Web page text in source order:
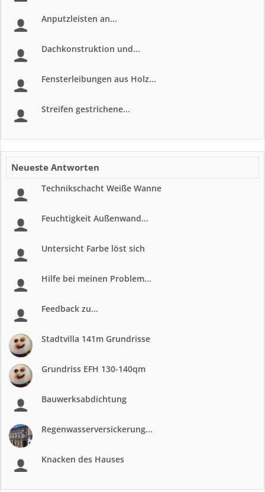
Anputzleisten an...
Dachkonstruktion und...
Fensterleibungen aus Holz...
Streifen gestrichene...
Neueste Antworten
Technikschacht Weiße Wanne
Feuchtigkeit Außenwand...
Untersicht Farbe löst sich
Hilfe bei meinen Problem...
Feedback zu...
Stadtvilla 141m Grundrisse
Grundriss EFH 130-140qm
Bauwerksabdichtung
Regenwasserversickerung...
Knacken des Hauses